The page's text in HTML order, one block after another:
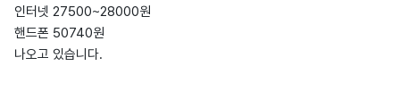
인터넷 27500~28000원
핸드폰 50740원
나오고 있습니다.